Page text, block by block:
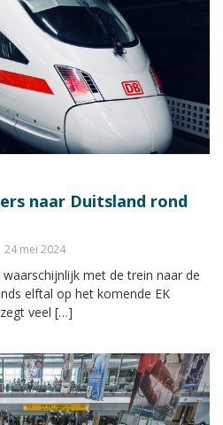
naar Duitsland rond
24 mei 2024
met de trein naar de
elftal op het komende EK
veel […]